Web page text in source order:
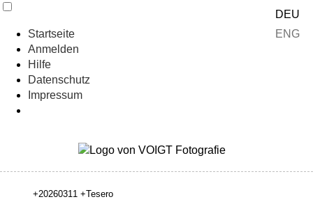
Startseite
Anmelden
Hilfe
Datenschutz
Impressum
DEU
ENG